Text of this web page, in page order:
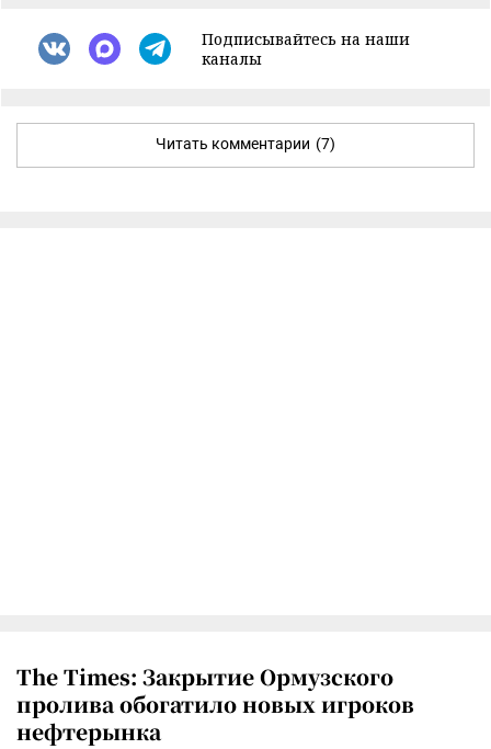
Подписывайтесь на наши
каналы
Читать комментарии (7)
The Times: Закрытие Ормузского
пролива обогатило новых игроков
нефтерынка